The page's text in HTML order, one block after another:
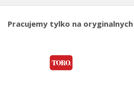
Pracujemy tylko na